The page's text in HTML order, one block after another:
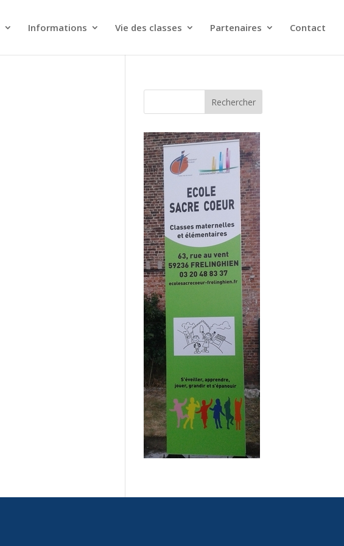
Informations Vie des classes Partenaires Contact